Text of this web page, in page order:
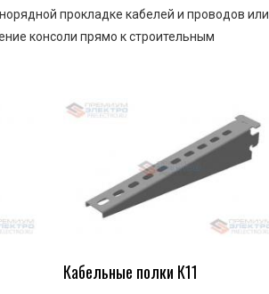
прокладке кабелей и проводов или
консоли прямо к строительным
Кабельные полки К11